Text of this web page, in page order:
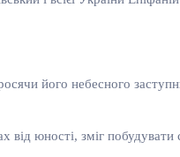
його небесного
юності, зміг побудувати